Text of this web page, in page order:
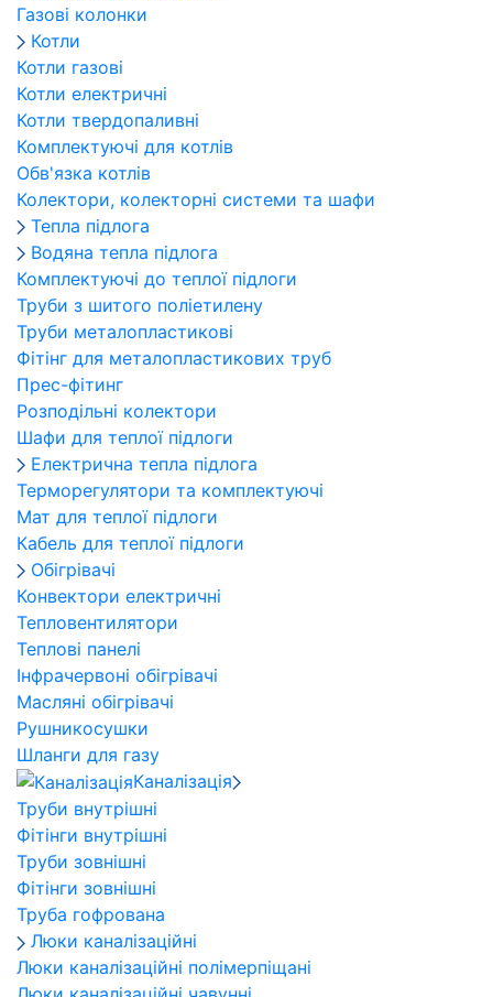
Газові колонки
Котли
Котли газові
Котли електричні
Котли твердопаливні
Комплектуючі для котлів
Обв'язка котлів
Колектори, колекторні системи та шафи
Тепла підлога
Водяна тепла підлога
Комплектуючі до теплої підлоги
Труби з шитого поліетилену
Труби металопластикові
Фітінг для металопластикових труб
Прес-фітинг
Розподільні колектори
Шафи для теплої підлоги
Електрична тепла підлога
Терморегулятори та комплектуючі
Мат для теплої підлоги
Кабель для теплої підлоги
Обігрівачі
Конвектори електричні
Тепловентилятори
Теплові панелі
Інфрачервоні обігрівачі
Масляні обігрівачі
Рушникосушки
Шланги для газу
Каналізація
Труби внутрішні
Фітінги внутрішні
Труби зовнішні
Фітінги зовнішні
Труба гофрована
Люки каналізаційні
Люки каналізаційні полімерпіщані